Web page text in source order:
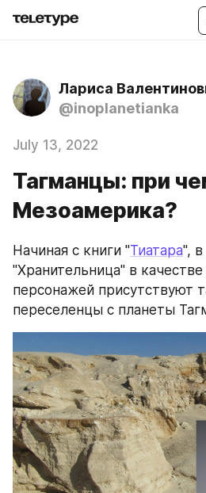
Лариса
@inoplanetianka
July 13, 2022
Тагманцы: при
Мезоамерика?
Начиная с книги "Тиатара",
"Хранительница" в
персонажей присутствуют
переселенцы с планеты